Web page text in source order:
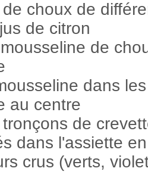
choux de
de citron
de
dans
au centre
de
dans l'assiette
crus (verts,